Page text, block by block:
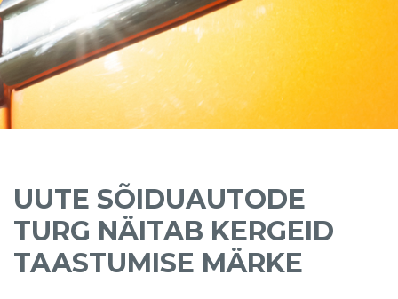
UUTE SÕIDUAUTODE
TURG NÄITAB KERGEID
TAASTUMISE MÄRKE